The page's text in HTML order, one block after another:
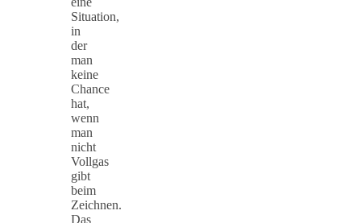
Situation,
in
der
man
keine
Chance
hat,
wenn
man
nicht
Vollgas
gibt
beim
Zeichnen.
Das